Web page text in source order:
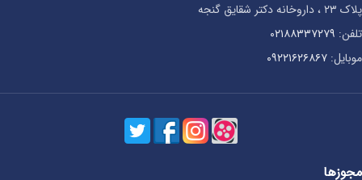
پلاک ۲۳ ، داروخانه دکتر شقایق گنجه
تلفن: ۰۲۱۸۸۳۳۷۲۷۹
موبایل: ۰۹۲۲۱۶۲۶۸۶۷
مجوزها